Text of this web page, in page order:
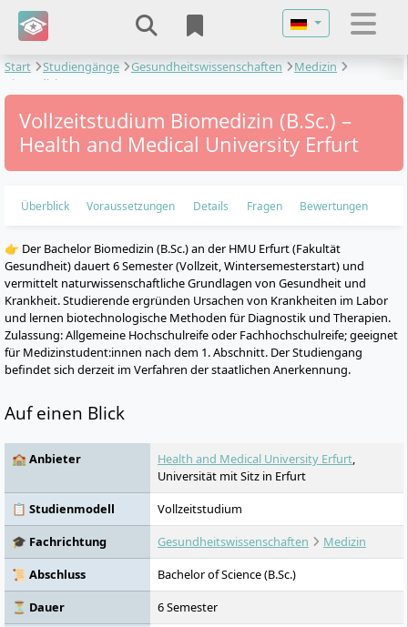
Sprache
Start Studiengänge Gesundheitswissenschaften
Medizin
Biomedizin
Vollzeitstudium Biomedizin (B.Sc.) –
Health and Medical University Erfurt
Überblick Voraussetzungen Details Fragen Bewertungen
👉 Der Bachelor Biomedizin (B.Sc.) an der HMU Erfurt (Fakultät
Gesundheit) dauert 6 Semester (Vollzeit, Wintersemesterstart) und
vermittelt naturwissenschaftliche Grundlagen von Gesundheit und
Krankheit. Studierende ergründen Ursachen von Krankheiten im Labor
und lernen biotechnologische Methoden für Diagnostik und Therapien.
Zulassung: Allgemeine Hochschulreife oder Fachhochschulreife; geeignet
für Medizinstudent:innen nach dem 1. Abschnitt. Der Studiengang
befindet sich derzeit im Verfahren der staatlichen Anerkennung.
Auf einen Blick
🏫 Anbieter Health and Medical University Erfurt,
Universität mit Sitz in Erfurt
📋 Studienmodell
Vollzeitstudium
🎓 Fachrichtung
Gesundheitswissenschaften
Medizin
📜 Abschluss
Bachelor of Science (B.Sc.)
⏳ Dauer
6 Semester